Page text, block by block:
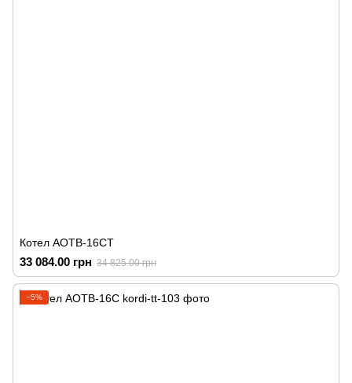
Котел АОТВ-16СТ
33 084.00 грн 34 825.00 грн
−5%